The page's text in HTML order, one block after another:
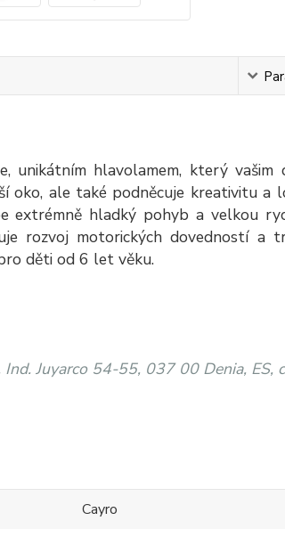
unikátním hlavolamem, který
oko, ale také podněcuje kreativitu a
extrémně hladký pohyb a velkou
rozvoj motorických dovedností a
děti od 6 let věku.
Ind. Juyarco 54-55, 037 00 Denia, ES,
Cayro